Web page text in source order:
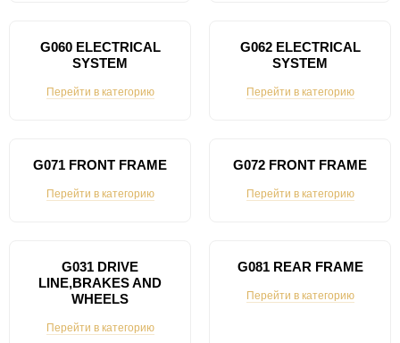
G060 ELECTRICAL
SYSTEM
Перейти в категорию
G062 ELECTRICAL
SYSTEM
Перейти в категорию
G071 FRONT FRAME
Перейти в категорию
G072 FRONT FRAME
Перейти в категорию
G031 DRIVE
LINE,BRAKES AND
WHEELS
Перейти в категорию
G081 REAR FRAME
Перейти в категорию